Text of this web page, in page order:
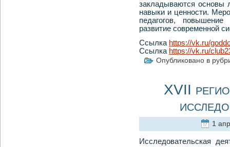
закладываются основы
навыки и ценности.
педагогов,
развитие современной
Ссылка https://vk.ru/
Ссылка https://vk.ru/
Опубликовано в
XVII
1
Исследовательская